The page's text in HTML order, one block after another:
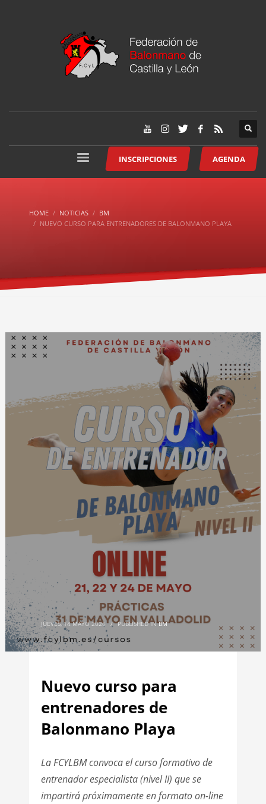
INSCRIPCIONES AGENDA
HOME NOTICIAS
BM
NUEVO CURSO PARA ENTRENADORES DE BALONMANO PLAYA
JUEVES, 14 MAYO 2026 / PUBLISHED INBM
Nuevo curso para
entrenadores de
Balonmano Playa
La FCYLBM convoca el curso formativo de
entrenador especialista (nivel II) que se
impartirá próximamente en formato on-line